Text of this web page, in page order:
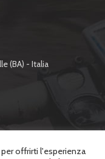
(BA) - Italia
offrirti l'esperienza